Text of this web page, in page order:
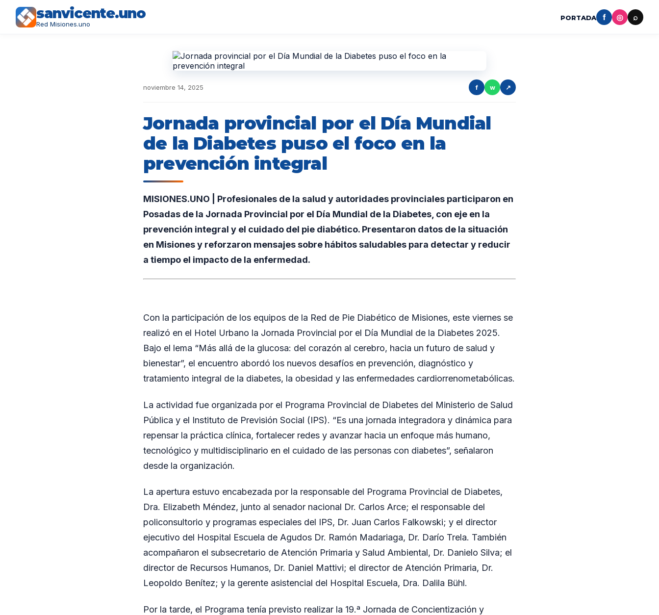
sanvicente.uno
Red Misiones.uno
PORTADA f ◎ ⌕
noviembre 14, 2025 f w ↗
Jornada provincial por el Día Mundial
de la Diabetes puso el foco en la
prevención integral
MISIONES.UNO | Profesionales de la salud y autoridades provinciales participaron en
Posadas de la Jornada Provincial por el Día Mundial de la Diabetes, con eje en la
prevención integral y el cuidado del pie diabético. Presentaron datos de la situación
en Misiones y reforzaron mensajes sobre hábitos saludables para detectar y reducir
a tiempo el impacto de la enfermedad.
Con la participación de los equipos de la Red de Pie Diabético de Misiones, este viernes se
realizó en el Hotel Urbano la Jornada Provincial por el Día Mundial de la Diabetes 2025.
Bajo el lema “Más allá de la glucosa: del corazón al cerebro, hacia un futuro de salud y
bienestar”, el encuentro abordó los nuevos desafíos en prevención, diagnóstico y
tratamiento integral de la diabetes, la obesidad y las enfermedades cardiorrenometabólicas.
La actividad fue organizada por el Programa Provincial de Diabetes del Ministerio de Salud
Pública y el Instituto de Previsión Social (IPS). “Es una jornada integradora y dinámica para
repensar la práctica clínica, fortalecer redes y avanzar hacia un enfoque más humano,
tecnológico y multidisciplinario en el cuidado de las personas con diabetes”, señalaron
desde la organización.
La apertura estuvo encabezada por la responsable del Programa Provincial de Diabetes,
Dra. Elizabeth Méndez, junto al senador nacional Dr. Carlos Arce; el responsable del
policonsultorio y programas especiales del IPS, Dr. Juan Carlos Falkowski; y el director
ejecutivo del Hospital Escuela de Agudos Dr. Ramón Madariaga, Dr. Darío Trela. También
acompañaron el subsecretario de Atención Primaria y Salud Ambiental, Dr. Danielo Silva; el
director de Recursos Humanos, Dr. Daniel Mattivi; el director de Atención Primaria, Dr.
Leopoldo Benítez; y la gerente asistencial del Hospital Escuela, Dra. Dalila Bühl.
Por la tarde, el Programa tenía previsto realizar la 19.ª Jornada de Concientización y